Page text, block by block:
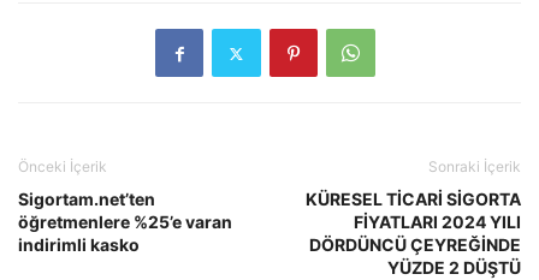
Önceki İçerik
Sigortam.net’ten
öğretmenlere %25’e varan
indirimli kasko
Sonraki İçerik
KÜRESEL TİCARİ SİGORTA
FİYATLARI 2024 YILI
DÖRDÜNCÜ ÇEYREĞİNDE
YÜZDE 2 DÜŞTÜ